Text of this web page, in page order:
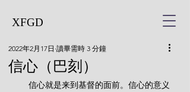
XFGD
信心（巴刻）
2022年2月17日 讀畢需時 3 分鐘